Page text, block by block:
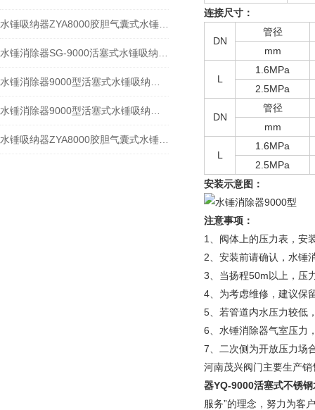
连接尺寸：
DN
管径
mm
L
1.6MPa
2.5MPa
DN
管径
mm
L
1.6MPa
2.5MPa
安装示意图：
注意事项：
1、阀体上的压力表，安
2、安装前请确认，水锤
3、当扬程50m以上，压
4、为考虑维修，建议保
5、若管道内水压力较低
6、水锤消除器气室压力
7、二次侧为开放压力场
河南茂兴阀门主要生产销
器YQ-9000活塞式不锈
服务”的理念，努力为客